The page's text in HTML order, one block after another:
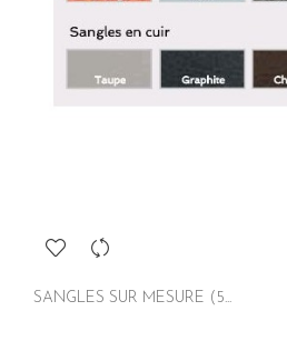
SANGLES SUR MESURE (5...